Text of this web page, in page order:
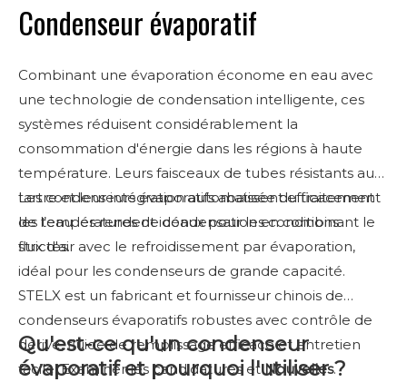
Condenseur évaporatif
Combinant une évaporation économe en eau avec
une technologie de condensation intelligente, ces
systèmes réduisent considérablement la
consommation d'énergie dans les régions à haute
température. Leurs faisceaux de tubes résistants au
tartre et leur intégration automatisée du traitement
de l’eau les rendent idéaux pour les conditions
strictes.
Les condenseurs évaporatifs abaissent efficacement
les températures de condensation en combinant le
flux d'air avec le refroidissement par évaporation,
idéal pour les condenseurs de grande capacité.
STELX est un fabricant et fournisseur chinois de
condenseurs évaporatifs robustes avec contrôle de
dérive, fluide de remplissage efficace et entretien
facile. Examiner les candidatures etNouvelles.
Qu'est-ce qu'un condenseur
évaporatif et pourquoi l'utiliser ?